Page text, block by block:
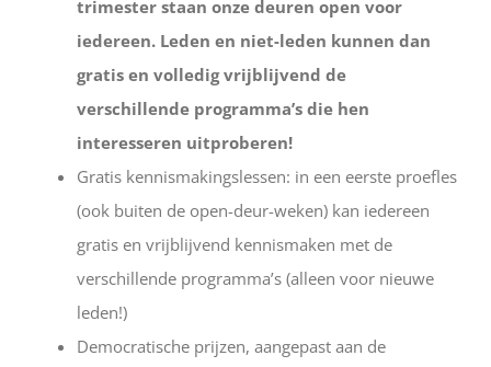
trimester staan onze deuren open voor
iedereen. Leden en niet-leden kunnen dan
gratis en volledig vrijblijvend de
verschillende programma’s die hen
interesseren uitproberen!
Gratis kennismakingslessen: in een eerste proefles
(ook buiten de open-deur-weken) kan iedereen
gratis en vrijblijvend kennismaken met de
verschillende programma’s (alleen voor nieuwe
leden!)
Democratische prijzen, aangepast aan de